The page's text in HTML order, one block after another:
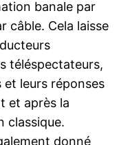
banale par
câble. Cela laisse
téléspectateurs,
leurs réponses
et après la
classique.
donné